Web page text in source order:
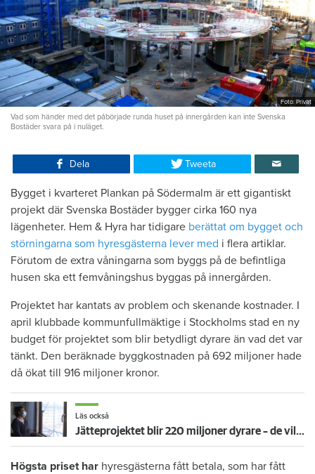
Foto: Privat
Vad som händer med det påbörjade runda huset på innergården kan inte Svenska
Bostäder svara på i nuläget.
Dela Tweeta
Bygget i kvarteret Plankan på Södermalm är ett gigantiskt
projekt där Svenska Bostäder bygger cirka 160 nya
lägenheter. Hem & Hyra har tidigare berättat om bygget och
störningarna som hyresgästerna lever med i flera artiklar.
Förutom de extra våningarna som byggs på de befintliga
husen ska ett femvåningshus byggas på innergården.
Projektet har kantats av problem och skenande kostnader. I
april klubbade kommunfullmäktige i Stockholms stad en ny
budget för projektet som blir betydligt dyrare än vad det var
tänkt. Den beräknade byggkostnaden på 692 miljoner hade
då ökat till 916 miljoner kronor.
Läs också
Jätteprojektet blir 220 miljoner dyrare – de vill stoppa bygget
Högsta priset har hyresgästerna fått betala, som har fått